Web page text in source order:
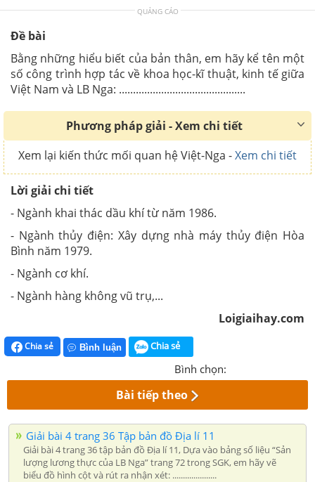
QUẢNG CÁO
Đề bài
Bằng những hiểu biết của bản thân, em hãy kể tên một
số công trình hợp tác về khoa học-kĩ thuật, kinh tế giữa
Việt Nam và LB Nga: .............................................
Phương pháp giải - Xem chi tiết
Xem lại kiến thức mối quan hệ Việt-Nga -Xem chi tiết
Lời giải chi tiết
- Ngành khai thác dầu khí từ năm 1986.
- Ngành thủy điện: Xây dựng nhà máy thủy điện Hòa
Bình năm 1979.
- Ngành cơ khí.
- Ngành hàng không vũ trụ,...
Loigiaihay.com
Chia sẻ Bình luận Chia sẻ
Bình chọn:
Bài tiếp theo
Giải bài 4 trang 36 Tập bản đồ Địa lí 11
Giải bài 4 trang 36 tập bản đồ Địa lí 11, Dựa vào bảng số liệu “Sản
lượng lương thực của LB Nga” trang 72 trong SGK, em hãy vẽ
biểu đồ hình cột và rút ra nhận xét: .....................